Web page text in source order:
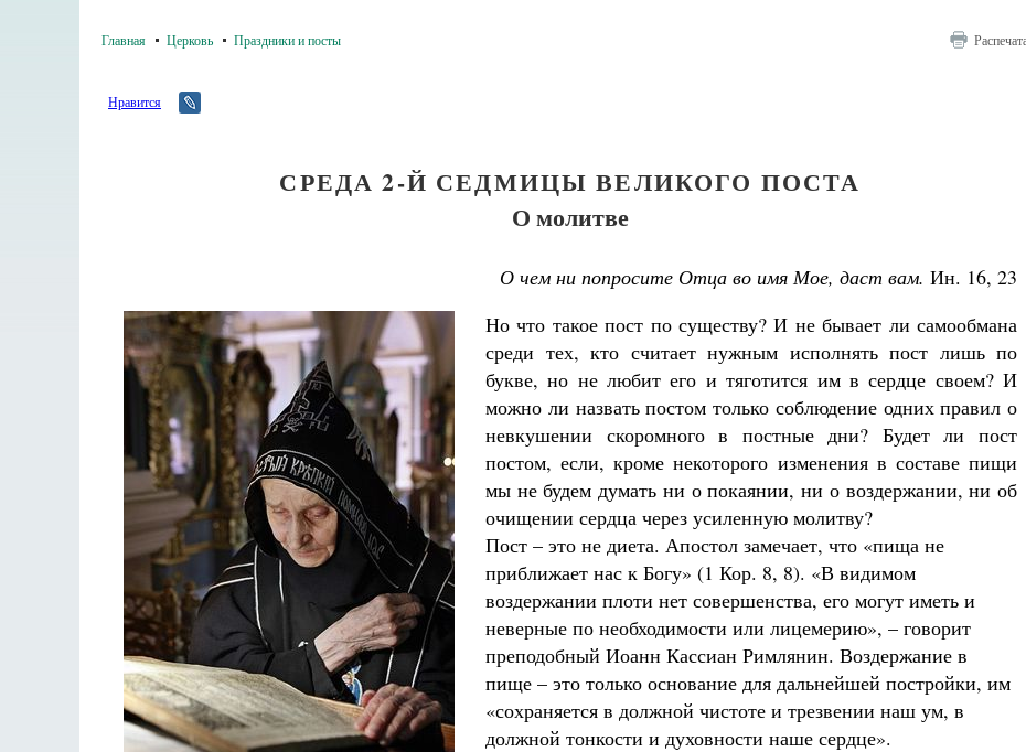
Главная Церковь Праздники и посты
Нравится
СРЕДА 2-Й СЕДМИЦЫ ВЕЛИКОГО ПОСТА
О молитве
О чем ни попросите Отца во имя Мое, даст вам. Ин. 16, 23
Но что такое пост по существу? И не бывает ли самообмана
среди тех, кто считает нужным исполнять пост лишь по
букве, но не любит его и тяготится им в сердце своем? И
можно ли назвать постом только соблюдение одних правил о
невкушении скоромного в постные дни? Будет ли пост
постом, если, кроме некоторого изменения в составе пищи
мы не будем думать ни о покаянии, ни о воздержании, ни об
очищении сердца через усиленную молитву?
Пост – это не диета. Апостол замечает, что «пища не
приближает нас к Богу» (1 Кор. 8, 8). «В видимом
воздержании плоти нет совершенства, его могут иметь и
неверные по необходимости или лицемерию», – говорит
преподобный Иоанн Кассиан Римлянин. Воздержание в
пище – это только основание для дальнейшей постройки, им
«сохраняется в должной чистоте и трезвении наш ум, в
должной тонкости и духовности наше сердце».